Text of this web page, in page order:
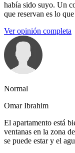
había sido suyo. Un
que reservan es lo
Ver opinión completa
Normal
Omar Ibrahim
El apartamento está
ventanas en la zona
se puede estar y el